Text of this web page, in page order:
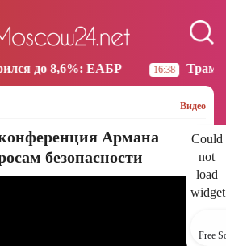
16:38 Трамп: США больше не
Видео
Could
not
load
Free
Армана
безопасности